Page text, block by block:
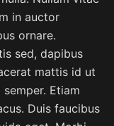
in auctor
ornare.
sed, dapibus
mattis id ut
Etiam
Duis faucibus